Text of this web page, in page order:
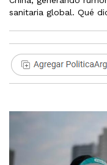
sanitaria global. Qué